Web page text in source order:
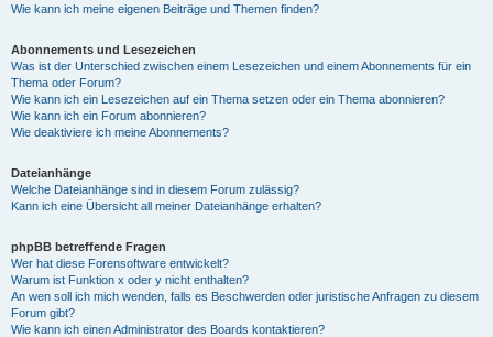
Wie kann ich meine eigenen Beiträge und Themen finden?
Abonnements und Lesezeichen
Was ist der Unterschied zwischen einem Lesezeichen und einem Abonnements für ein
Thema oder Forum?
Wie kann ich ein Lesezeichen auf ein Thema setzen oder ein Thema abonnieren?
Wie kann ich ein Forum abonnieren?
Wie deaktiviere ich meine Abonnements?
Dateianhänge
Welche Dateianhänge sind in diesem Forum zulässig?
Kann ich eine Übersicht all meiner Dateianhänge erhalten?
phpBB betreffende Fragen
Wer hat diese Forensoftware entwickelt?
Warum ist Funktion x oder y nicht enthalten?
An wen soll ich mich wenden, falls es Beschwerden oder juristische Anfragen zu diesem
Forum gibt?
Wie kann ich einen Administrator des Boards kontaktieren?